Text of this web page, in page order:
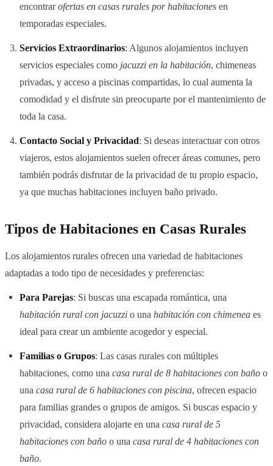
encontrarofertas en casas rurales por habitaciones en
temporadas especiales.
Servicios Extraordinarios: Algunos alojamientos incluyen
servicios especiales como jacuzzi en la habitación, chimeneas
privadas, y acceso a piscinas compartidas, lo cual aumenta la
comodidad y el disfrute sin preocuparte por el mantenimiento de
toda la casa.
Contacto Social y Privacidad: Si deseas interactuar con otros
viajeros, estos alojamientos suelen ofrecer áreas comunes, pero
también podrás disfrutar de la privacidad de tu propio espacio,
ya que muchas habitaciones incluyen baño privado.
Tipos de Habitaciones en Casas Rurales
Los alojamientos rurales ofrecen una variedad de habitaciones
adaptadas a todo tipo de necesidades y preferencias:
Para Parejas: Si buscas una escapada romántica, una
habitación rural con jacuzzi o una habitación con chimenea es
ideal para crear un ambiente acogedor y especial.
Familias o Grupos: Las casas rurales con múltiples
habitaciones, como una casa rural de 8 habitaciones con baño o
una casa rural de 6 habitaciones con piscina, ofrecen espacio
para familias grandes o grupos de amigos. Si buscas espacio y
privacidad, considera alojarte en una casa rural de 5
habitaciones con baño o una casa rural de 4 habitaciones con
baño.